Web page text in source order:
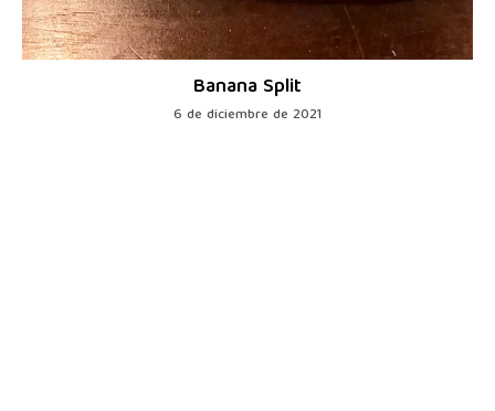
Banana Split
6 de diciembre de 2021